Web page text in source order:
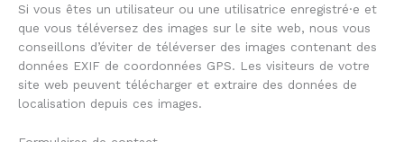
Si vous êtes un utilisateur ou une utilisatrice enregistré·e et
que vous téléversez des images sur le site web, nous vous
conseillons d’éviter de téléverser des images contenant des
données EXIF de coordonnées GPS. Les visiteurs de votre
site web peuvent télécharger et extraire des données de
localisation depuis ces images.